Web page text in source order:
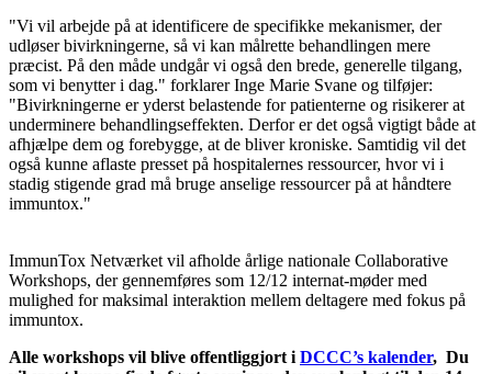
"Vi vil arbejde på at identificere de specifikke mekanismer, der
udløser bivirkningerne, så vi kan målrette behandlingen mere
præcist. På den måde undgår vi også den brede, generelle tilgang,
som vi benytter i dag." forklarer Inge Marie Svane og tilføjer:
"Bivirkningerne er yderst belastende for patienterne og risikerer at
underminere behandlingseffekten. Derfor er det også vigtigt både at
afhjælpe dem og forebygge, at de bliver kroniske. Samtidig vil det
også kunne aflaste presset på hospitalernes ressourcer, hvor vi i
stadig stigende grad må bruge anselige ressourcer på at håndtere
immuntox."
ImmunTox Netværket vil afholde årlige nationale Collaborative
Workshops, der gennemføres som 12/12 internat-møder med
mulighed for maksimal interaktion mellem deltagere med fokus på
immuntox.
Alle workshops vil blive offentliggjort i DCCC’s kalender, Du